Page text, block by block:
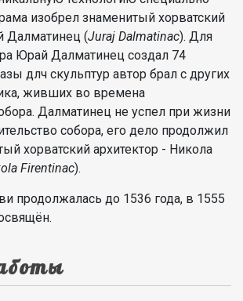
изобрел знаменитый хорватский
Далматинец (Juraj Dalmatinac). Для
Юрай Далматинец создал 74
длч скульптур автор брал с других
живших во времена
Далматинец не успел при жизни
собора, его дело продолжил
хорватский архитектор - Никола
Firentinac).
продолжалась до 1536 года, в 1555